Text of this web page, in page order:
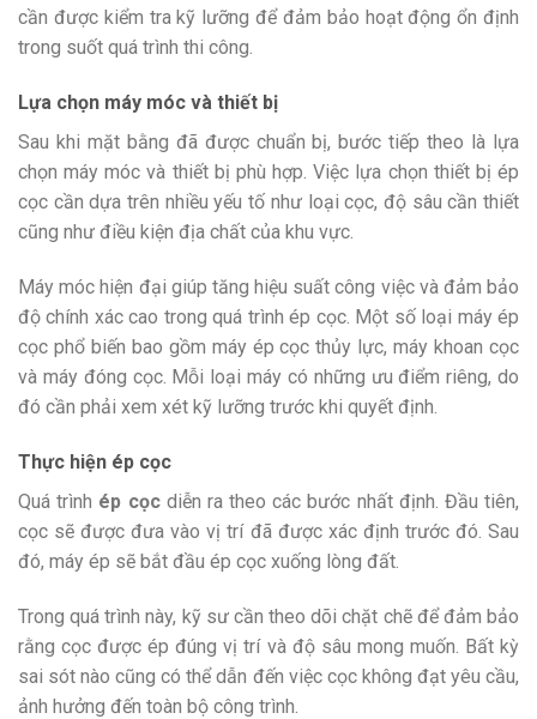
cần được kiểm tra kỹ lưỡng để đảm bảo hoạt động ổn định
trong suốt quá trình thi công.
Lựa chọn máy móc và thiết bị
Sau khi mặt bằng đã được chuẩn bị, bước tiếp theo là lựa
chọn máy móc và thiết bị phù hợp. Việc lựa chọn thiết bị ép
cọc cần dựa trên nhiều yếu tố như loại cọc, độ sâu cần thiết
cũng như điều kiện địa chất của khu vực.
Máy móc hiện đại giúp tăng hiệu suất công việc và đảm bảo
độ chính xác cao trong quá trình ép cọc. Một số loại máy ép
cọc phổ biến bao gồm máy ép cọc thủy lực, máy khoan cọc
và máy đóng cọc. Mỗi loại máy có những ưu điểm riêng, do
đó cần phải xem xét kỹ lưỡng trước khi quyết định.
Thực hiện ép cọc
Quá trình ép cọcdiễn ra theo các bước nhất định. Đầu tiên,
cọc sẽ được đưa vào vị trí đã được xác định trước đó. Sau
đó, máy ép sẽ bắt đầu ép cọc xuống lòng đất.
Trong quá trình này, kỹ sư cần theo dõi chặt chẽ để đảm bảo
rằng cọc được ép đúng vị trí và độ sâu mong muốn. Bất kỳ
sai sót nào cũng có thể dẫn đến việc cọc không đạt yêu cầu,
ảnh hưởng đến toàn bộ công trình.